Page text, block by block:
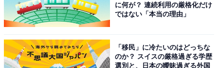
に何が？ 連続利用の厳格化だけ
ではない「本当の理由」
「移民」に冷たいのはどっちな
のか？ スイスの厳格過ぎる学歴
選別と、日本の曖昧過ぎる外国